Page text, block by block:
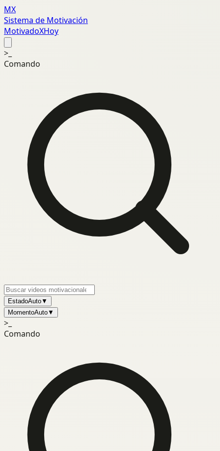
MX
Sistema de Motivación
MotivadoXHoy
>_
Comando
EstadoAuto▼
MomentoAuto▼
>_
Comando